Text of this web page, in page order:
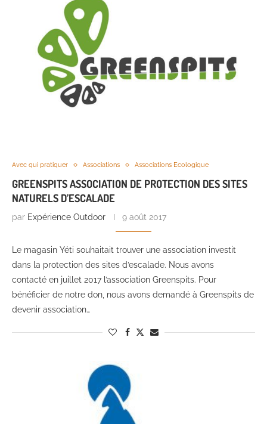
Avec qui pratiquer Associations Associations Ecologique
GREENSPITS ASSOCIATION DE PROTECTION DES SITES
NATURELS D’ESCALADE
par Expérience Outdoor 9 août 2017
Le magasin Yéti souhaitait trouver une association investit
dans la protection des sites d’escalade. Nous avons
contacté en juillet 2017 l’association Greenspits. Pour
bénéficier de notre don, nous avons demandé à Greenspits de
devenir association…